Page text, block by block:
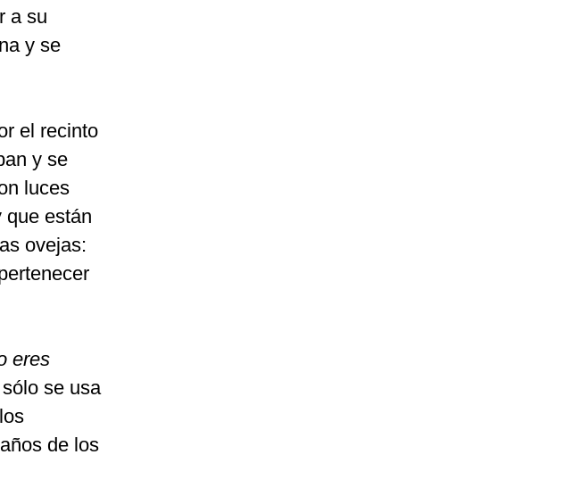
a su
y se
el recinto
y se
luces
que están
ovejas:
eres
se usa
de los